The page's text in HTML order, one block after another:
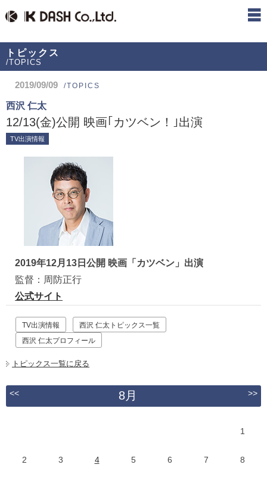
トピックス
/TOPICS
2019/09/09 /TOPICS
西沢 仁太
12/13(金)公開 映画｢カツベン！｣出演
TV出演情報
2019年12月13日公開 映画「カツベン」出演
監督：周防正行
公式サイト
TV出演情報
西沢 仁太トピックス一覧
西沢 仁太プロフィール
トピックス一覧に戻る
<< 8月 >>
1
2 3 4 5 6 7 8